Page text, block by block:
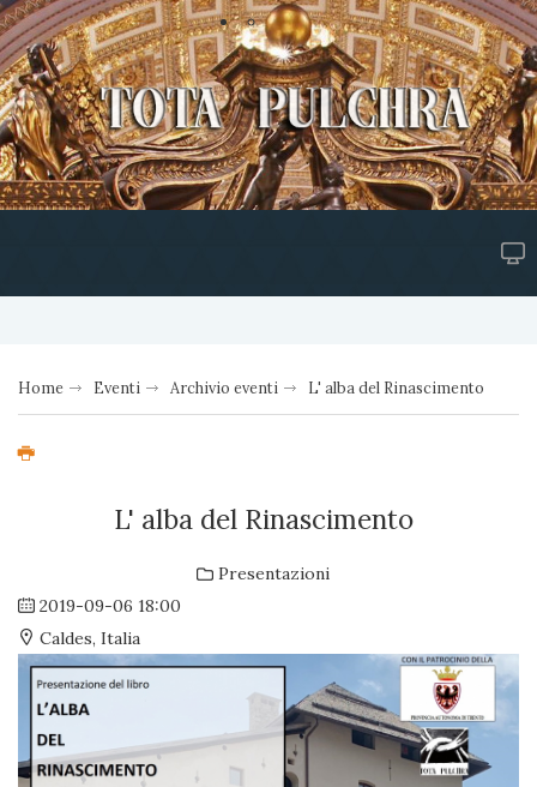
Home Eventi Archivio eventi L' alba del Rinascimento
L' alba del Rinascimento
Presentazioni
2019-09-06 18:00
Caldes, Italia